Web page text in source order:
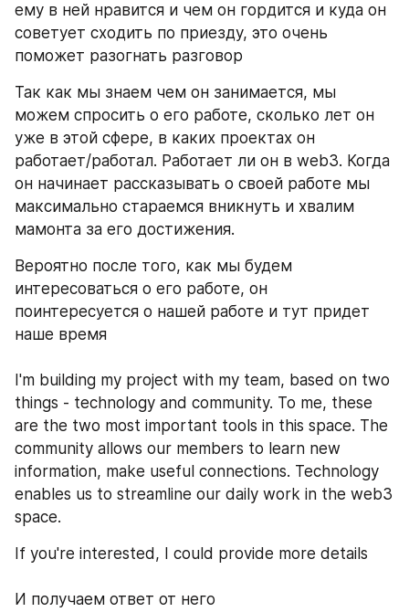
ему в ней нравится и чем он гордится и куда он
советует сходить по приезду, это очень
поможет разогнать разговор
Так как мы знаем чем он занимается, мы
можем спросить о его работе, сколько лет он
уже в этой сфере, в каких проектах он
работает/работал. Работает ли он в web3. Когда
он начинает рассказывать о своей работе мы
максимально стараемся вникнуть и хвалим
мамонта за его достижения.
Вероятно после того, как мы будем
интересоваться о его работе, он
поинтересуется о нашей работе и тут придет
наше время
I'm building my project with my team, based on two
things - technology and community. To me, these
are the two most important tools in this space. The
community allows our members to learn new
information, make useful connections. Technology
enables us to streamline our daily work in the web3
space.
If you're interested, I could provide more details
И получаем ответ от него